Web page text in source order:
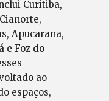
Curitiba,
Apucarana,
e Foz do
ao
espaços,